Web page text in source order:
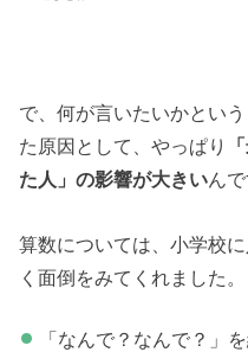
で、何が言いたいかとい
た原因として、やっぱり
た人」の影響が大きいんで
算数については、小学校
く面倒をみてくれました。
「なんで？なんで？」